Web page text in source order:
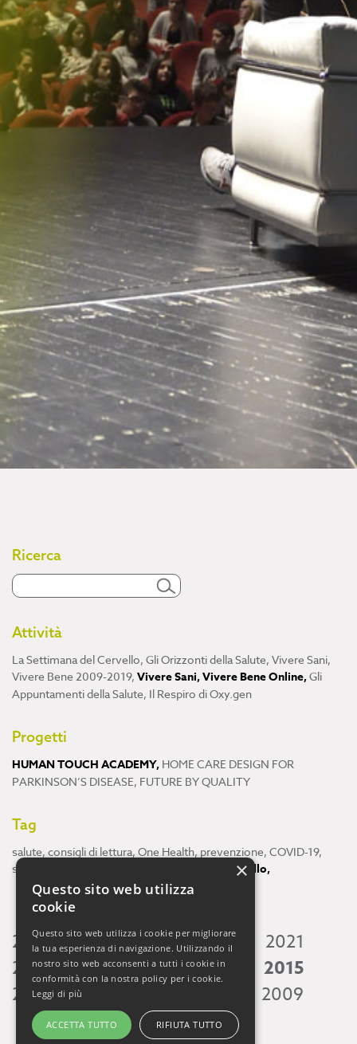
Ricerca
Attività
La Settimana del Cervello, Gli Orizzonti della Salute, Vivere Sani,
Vivere Bene 2009-2019, Vivere Sani, Vivere Bene Online,Gli
Appuntamenti della Salute, Il Respiro di Oxy.gen
Progetti
HUMAN TOUCH ACADEMY, HOME CARE DESIGN FOR
PARKINSON’S DISEASE, FUTURE BY QUALITY
Tag
salute, consigli di lettura, One Health, prevenzione, COVID-19,
scienza
cervello,
2026 2025 2024 2023 2022
2021
2020 2019 2018 2017 2016
2015
2014 2013 2009
×
Questo sito web utilizza
cookie
Questo sito web utilizza i cookie per migliorare
la tua esperienza di navigazione. Utilizzando il
nostro sito web acconsenti a tutti i cookie in
conformità con la nostra policy per i cookie.
Leggi di più
ACCETTA TUTTO RIFIUTA TUTTO